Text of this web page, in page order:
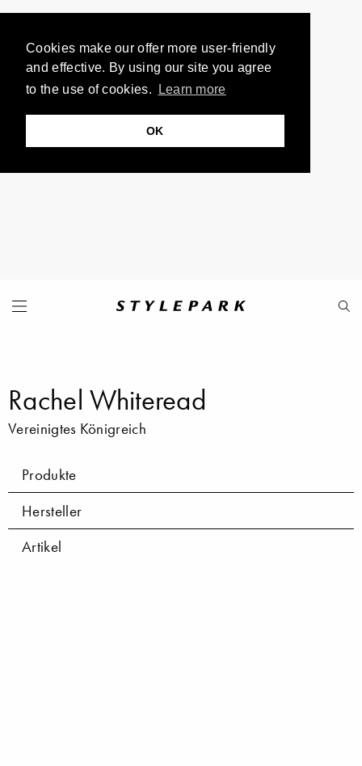
Cookies make our offer more user-friendly
and effective. By using our site you agree
to the use of cookies.
Learn more
OK
Rachel Whiteread
Vereinigtes Königreich
Produkte
Hersteller
Artikel